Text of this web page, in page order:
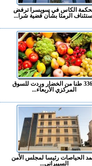
الكاس في سويسرا ترفض
استئناف الرمثا بشأن قضية شرا...
3363 طنا من الخضار وردت للسوق
المركزي الأربعاء...
الحياصات رئيسا لمجلس الأمن
السيبراني...